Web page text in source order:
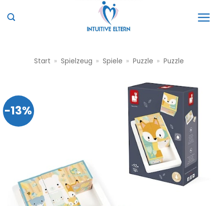
Inhalt
Start » Spielzeug » Spiele » Puzzle » Puzzle
-13%